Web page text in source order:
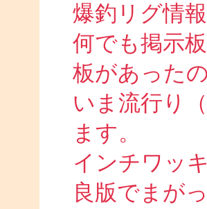
爆釣リグ情報
何でも掲示
板があった
いま流行り
ます。
インチワッ
良版でまが